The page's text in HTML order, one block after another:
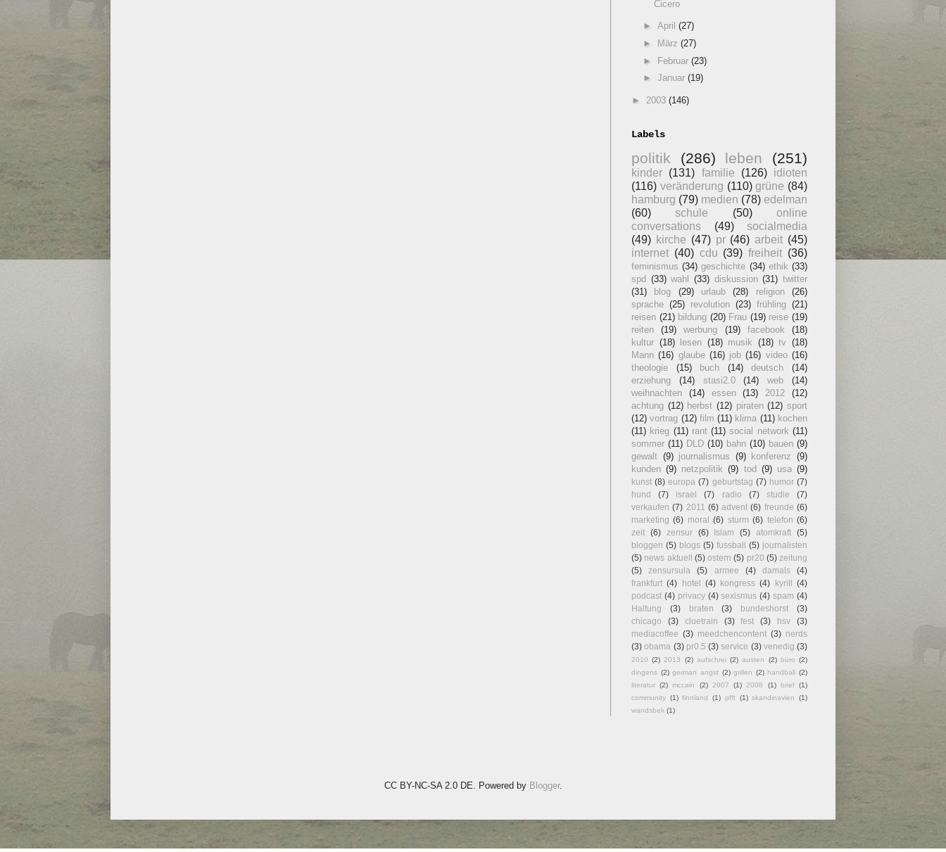
Cicero
► April (27)
►
März (27)
► Februar (23)
► Januar (19)
► 2003 (146)
Labels
politik (286) leben (251)
kinder (131) familie (126)
idioten
(116) veränderung (110) grüne (84)
hamburg (79) medien (78) edelman
(60)
schule (50)
online
conversations
(49)
socialmedia
(49) kirche (47) pr (46) arbeit (45)
internet (40) cdu (39) freiheit (36)
feminismus (34) geschichte (34) ethik (33)
spd (33) wahl (33) diskussion (31) twitter
(31)
blog (29) urlaub (28) religion
(26)
sprache (25) revolution (23) frühling (21)
reisen (21) bildung (20) Frau (19) reise (19)
reiten
(19) werbung (19) facebook
(18)
kultur (18) lesen (18) musik (18) tv
(18)
Mann (16) glaube (16) job (16) video (16)
theologie
(15) buch (14) deutsch
(14)
erziehung
(14) stasi2.0 (14) web
(14)
weihnachten
(14) essen (13) 2012
(12)
achtung (12) herbst (12) piraten (12) sport
(12) vortrag (12) film (11) klima (11) kochen
(11) krieg (11) rant (11) social network (11)
sommer (11) DLD (10) bahn (10) bauen (9)
gewalt (9) journalismus (9) konferenz
(9)
kunden (9) netzpolitik (9) tod (9) usa (9)
kunst (8) europa (7) geburtstag (7) humor (7)
hund
(7) israel (7) radio (7) studie
(7)
verkaufen (7) 2011 (6) advent (6) freunde (6)
marketing (6) moral (6) sturm (6) telefon (6)
zeit
(6) zensur (6) Islam (5) atomkraft
(5)
bloggen (5) blogs (5) fussball (5) journalisten
(5) news aktuell (5) ostern (5) pr20 (5) zeitung
(5)
zensursula (5) armee (4) damals
(4)
frankfurt (4) hotel (4) kongress (4) kyrill (4)
podcast (4) privacy (4) sexismus (4) spam (4)
Haltung
(3) braten (3) bundeshorst
(3)
chicago
(3) cluetrain (3) fest (3) hsv
(3)
mediacoffee (3) meedchencontent (3) nerds
(3) obama (3) pr0.5 (3) service (3) venedig (3)
2010 (2) 2013 (2) aufschrei (2) austen (2) büro (2)
dingens (2) german angst (2) grillen (2) handball (2)
literatur (2) mccain (2) 2007 (1) 2008 (1) brief (1)
community (1) finnland (1) pfft (1) skandinavien
(1)
wandsbek (1)
CC BY-NC-SA 2.0 DE. Powered by Blogger.